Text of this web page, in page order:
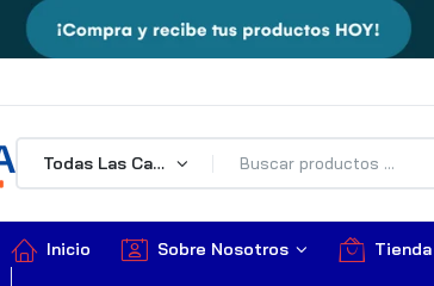
Todas Las Categorías
Inicio Sobre Nosotros Tienda